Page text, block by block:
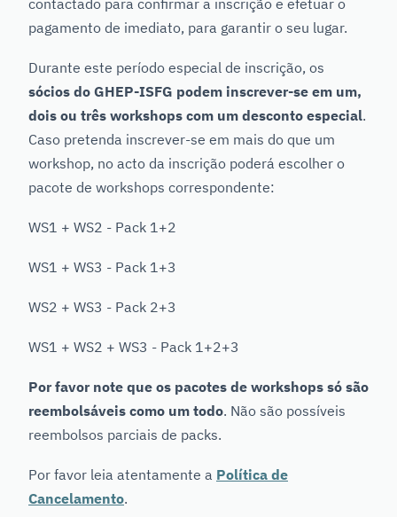
contactado para confirmar a inscrição e efetuar o
pagamento de imediato, para garantir o seu lugar.
Durante este período especial de inscrição, os
sócios do GHEP-ISFG podem inscrever-se em um,
dois ou três workshops com um desconto especial.
Caso pretenda inscrever-se em mais do que um
workshop, no acto da inscrição poderá escolher o
pacote de workshops correspondente:
WS1 + WS2 - Pack 1+2
WS1 + WS3 - Pack 1+3
WS2 + WS3 - Pack 2+3
WS1 + WS2 + WS3 - Pack 1+2+3
Por favor note que os pacotes de workshops só são
reembolsáveis ​​como um todo. Não são possíveis
reembolsos parciais de packs.
Por favor leia atentamente a Política de
Cancelamento.